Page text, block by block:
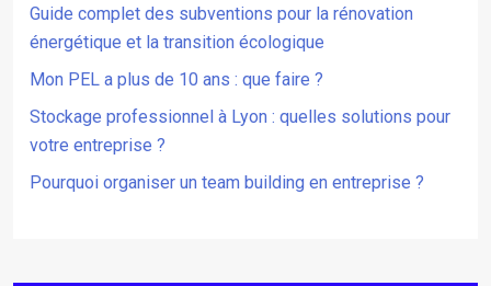
Guide complet des subventions pour la rénovation
énergétique et la transition écologique
Mon PEL a plus de 10 ans : que faire ?
Stockage professionnel à Lyon : quelles solutions pour
votre entreprise ?
Pourquoi organiser un team building en entreprise ?